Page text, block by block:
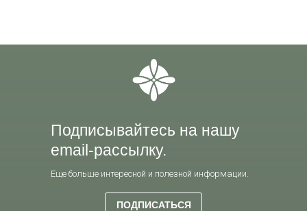
Подписывайтесь на нашу
email-рассылку.
Еще больше интересной и полезной информации.
ПОДПИСАТЬСЯ